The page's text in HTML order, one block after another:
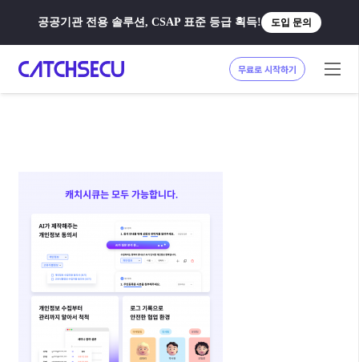
공공기관 전용 솔루션, CSAP 표준 등급 획득! 도입 문의
무료로 시작하기